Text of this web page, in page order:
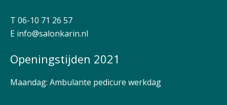
T 06-10 71 26 57
E info@salonkarin.nl
Openingstijden 2021
Maandag: Ambulante pedicure werkdag